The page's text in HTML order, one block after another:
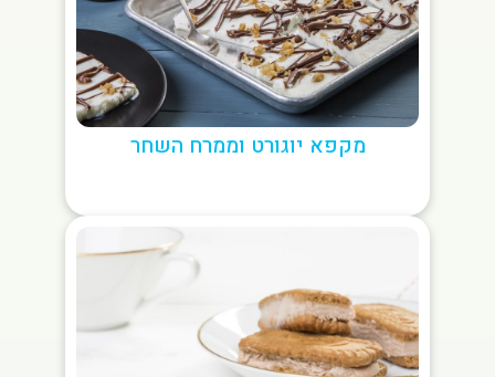
מקפא יוגורט וממרח השחר